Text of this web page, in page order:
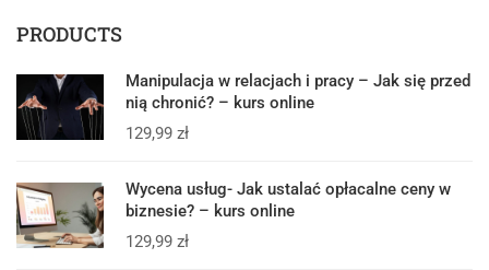
PRODUCTS
Manipulacja w relacjach i pracy – Jak się przed
nią chronić? – kurs online
129,99 zł
Wycena usług- Jak ustalać opłacalne ceny w
biznesie? – kurs online
129,99 zł